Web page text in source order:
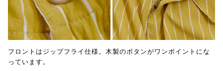
フロントはジップフライ仕様。木製のボタンがワンポイントにな
っています。